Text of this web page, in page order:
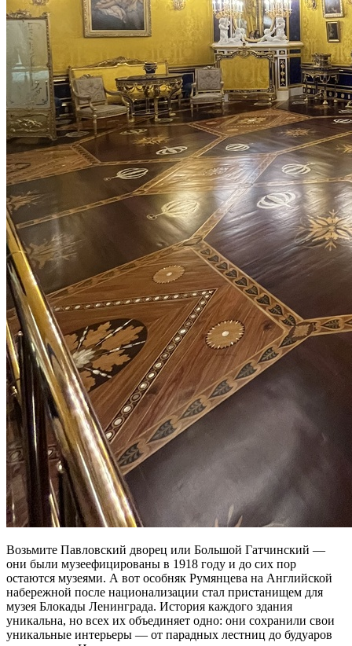
Возьмите Павловский дворец или Большой Гатчинский —
они были музеефицированы в 1918 году и до сих пор
остаются музеями. А вот особняк Румянцева на Английской
набережной после национализации стал пристанищем для
музея Блокады Ленинграда. История каждого здания
уникальна, но всех их объединяет одно: они сохранили свои
уникальные интерьеры — от парадных лестниц до будуаров